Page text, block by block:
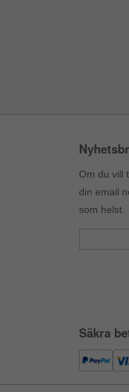
Om du vill
din email
som helst.
Säkra